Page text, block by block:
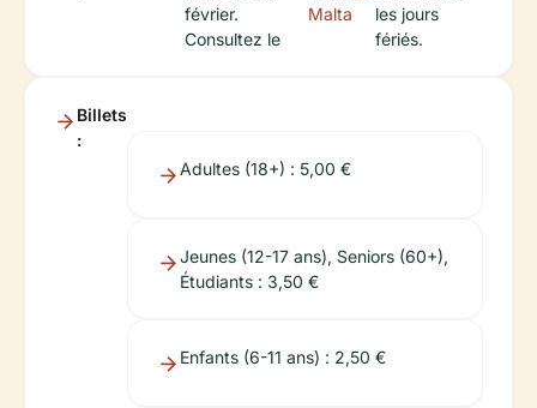
février.
Consultez le
Malta
les jours
fériés.
Billets
:
Adultes (18+) : 5,00 €
Jeunes (12-17 ans), Seniors (60+),
Étudiants : 3,50 €
Enfants (6-11 ans) : 2,50 €